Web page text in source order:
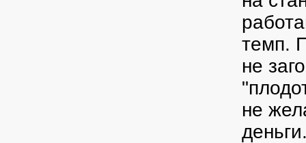
темп.
не
не